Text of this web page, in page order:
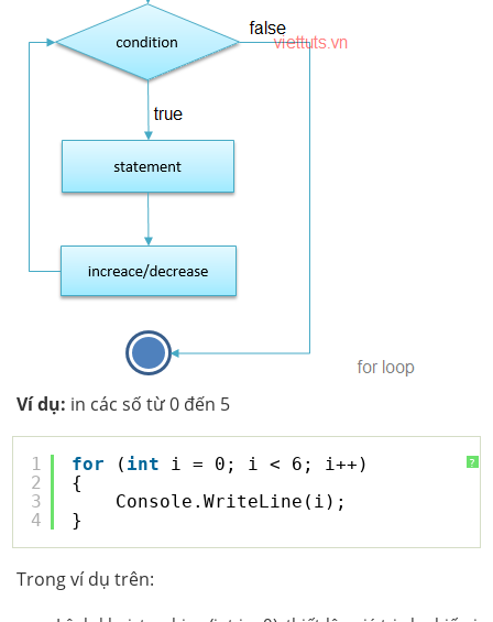
Ví dụ: in các số từ 0 đến 5
?
1
2
3
4
for ( int
i = 0; i < 6; i++)
{
Console.WriteLine(i);
}
Trong ví dụ trên: